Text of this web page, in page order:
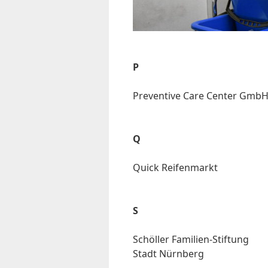
P
Pre­ven­ti­ve Ca­re Cen­ter GmbH
Q
Quick Rei­fen­markt
S
Schöl­ler Fa­mi­li­en-Stif­tung
Stadt Nürn­berg